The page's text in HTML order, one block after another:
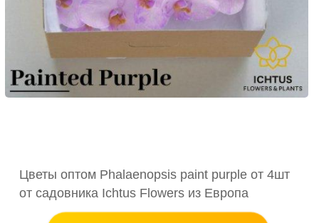
Цветы оптом Phalaenopsis paint purple от 4шт
от садовника Ichtus Flowers из Европа